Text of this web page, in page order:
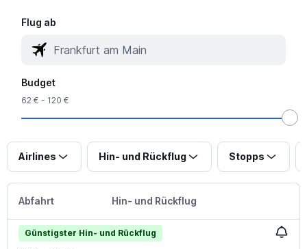
Flug ab
Budget
62 € - 120 €
Airlines Hin- und Rückflug Stopps
Abfahrt Hin- und Rückflug
Günstigster Hin- und Rückflug